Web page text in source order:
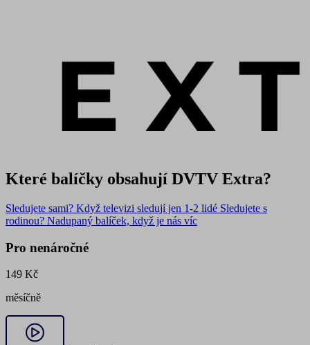
Které balíčky obsahují DVTV Extra?
Sledujete sami? Když televizi sledují jen 1-2 lidé Sledujete s
rodinou? Nadupaný balíček, když je nás víc
Pro nenáročné
149 Kč
měsíčně